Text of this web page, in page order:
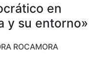
en
y su entorno»
ROCAMORA